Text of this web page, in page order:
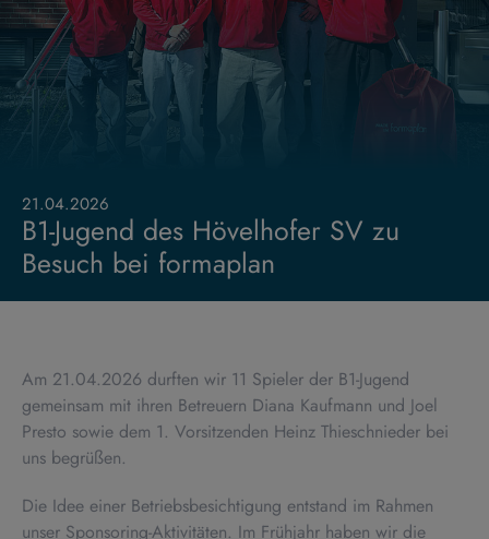
B1-Jugend des Hövelhofer SV zu
Besuch bei formaplan
21.04.2026
Am 21.04.2026 durften wir 11 Spieler der B1-Jugend
gemeinsam mit ihren Betreuern Diana Kaufmann und Joel
Presto sowie dem 1. Vorsitzenden Heinz Thieschnieder bei
uns begrüßen.
Die Idee einer Betriebsbesichtigung entstand im Rahmen
unser Sponsoring-Aktivitäten. Im Frühjahr haben wir die